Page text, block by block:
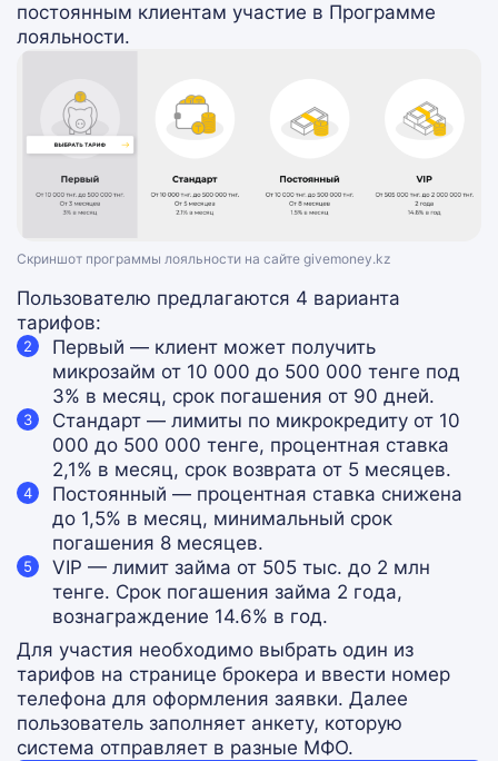
постоянным клиентам участие в Программе
лояльности.
Скриншот программы лояльности на сайте givemoney.kz
Пользователю предлагаются 4 варианта
тарифов:
Первый — клиент может получить
микрозайм от 10 000 до 500 000 тенге под
3% в месяц, срок погашения от 90 дней.
Стандарт — лимиты по микрокредиту от 10
000 до 500 000 тенге, процентная ставка
2,1% в месяц, срок возврата от 5 месяцев.
Постоянный — процентная ставка снижена
до 1,5% в месяц, минимальный срок
погашения 8 месяцев.
VIP — лимит займа от 505 тыс. до 2 млн
тенге. Срок погашения займа 2 года,
вознаграждение 14.6% в год.
Для участия необходимо выбрать один из
тарифов на странице брокера и ввести номер
телефона для оформления заявки. Далее
пользователь заполняет анкету, которую
система отправляет в разные МФО.